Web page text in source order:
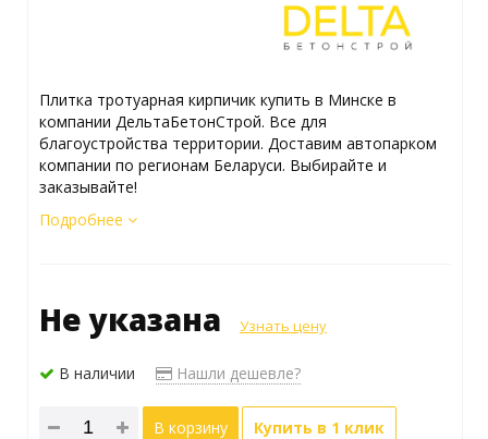
Плитка тротуарная кирпичик купить в Минске в
компании ДельтаБетонСтрой. Все для
благоустройства территории. Доставим автопарком
компании по регионам Беларуси. Выбирайте и
заказывайте!
Подробнее
Не указана Узнать цену
В наличии Нашли дешевле?
В корзину Купить в 1 клик